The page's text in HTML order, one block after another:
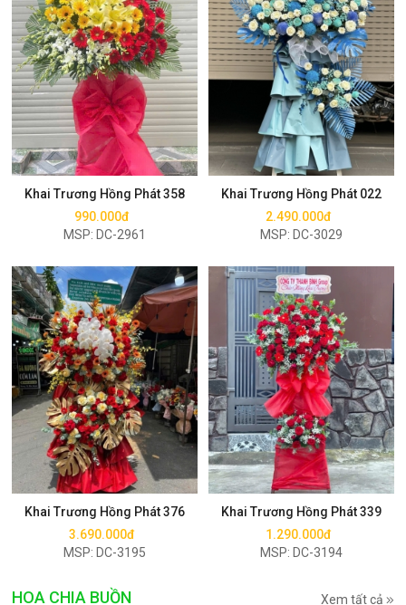
Khai Trương Hồng Phát 358
990.000đ
MSP: DC-2961
Mua ngay
Khai Trương Hồng Phát 022
2.490.000đ
MSP: DC-3029
Mua ngay
Khai Trương Hồng Phát 376
3.690.000đ
MSP: DC-3195
Mua ngay
Khai Trương Hồng Phát 339
1.290.000đ
MSP: DC-3194
Mua ngay
HOA CHIA BUỒN Xem tất cả